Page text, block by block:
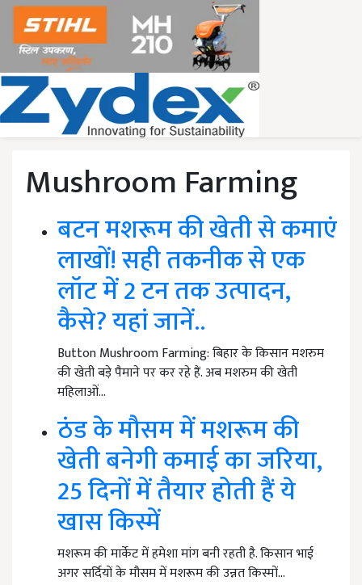
Mushroom Farming
बटन मशरूम की खेती से कमाएं
लाखों! सही तकनीक से एक
लॉट में 2 टन तक उत्पादन,
कैसे? यहां जानें..
Button Mushroom Farming: बिहार के किसान मशरुम
की खेती बड़े पैमाने पर कर रहे हैं. अब मशरुम की खेती
महिलाओं…
ठंड के मौसम में मशरूम की
खेती बनेगी कमाई का जरिया,
25 दिनों में तैयार होती हैं ये
खास किस्में
मशरूम की मार्केट में हमेशा मांग बनी रहती है. किसान भाई
अगर सर्दियों के मौसम में मशरूम की उन्नत किस्मों…